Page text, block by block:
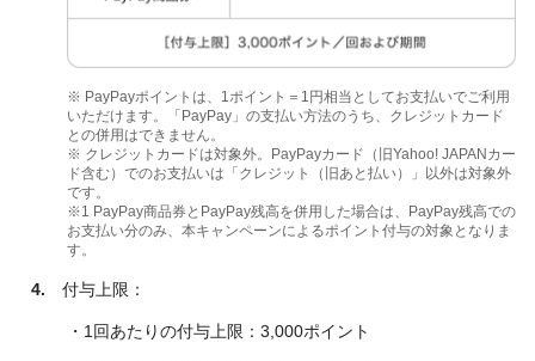
※ PayPayポイントは、1ポイント＝1円相当としてお支払いでご利用
いただけます。「PayPay」の支払い方法のうち、クレジットカード
との併用はできません。
※ クレジットカードは対象外。PayPayカード（旧Yahoo! JAPANカー
ド含む）でのお支払いは「クレジット（旧あと払い）」以外は対象外
です。
※1 PayPay商品券とPayPay残高を併用した場合は、PayPay残高での
お支払い分のみ、本キャンペーンによるポイント付与の対象となりま
す。
4. 付与上限：
・1回あたりの付与上限：3,000ポイント